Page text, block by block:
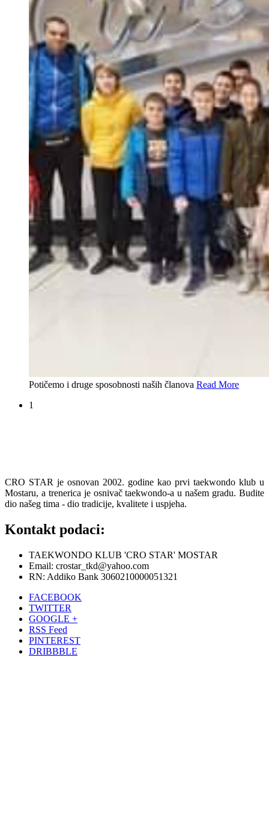
Potičemo i druge sposobnosti naših članova Read More
1
CRO STAR je osnovan 2002. godine kao prvi taekwondo klub u
Mostaru, a trenerica je osnivač taekwondo-a u našem gradu. Budite
dio našeg tima - dio tradicije, kvalitete i uspjeha.
Kontakt podaci:
TAEKWONDO KLUB 'CRO STAR' MOSTAR
Email: crostar_tkd@yahoo.com
RN: Addiko Bank 3060210000051321
FACEBOOK
TWITTER
GOOGLE +
RSS Feed
PINTEREST
DRIBBBLE